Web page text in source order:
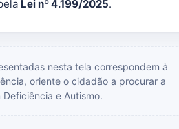
Lei nº 4.199/2025.
nesta tela correspondem à
oriente o cidadão a procurar a
e Autismo.